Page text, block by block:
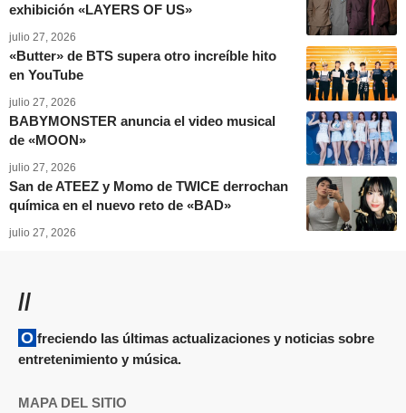
exhibición «LAYERS OF US»
julio 27, 2026
«Butter» de BTS supera otro increíble hito
en YouTube
julio 27, 2026
BABYMONSTER anuncia el video musical
de «MOON»
julio 27, 2026
San de ATEEZ y Momo de TWICE derrochan
química en el nuevo reto de «BAD»
julio 27, 2026
//
Ofreciendo las últimas actualizaciones y noticias sobre
entretenimiento y música.
MAPA DEL SITIO